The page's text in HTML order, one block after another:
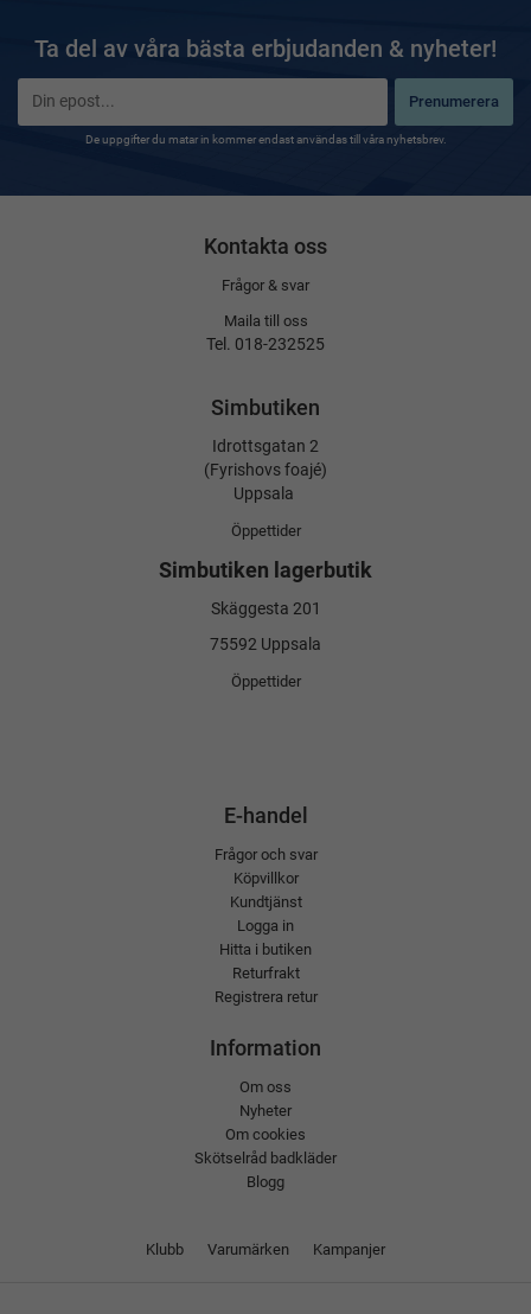
Ta del av våra bästa erbjudanden & nyheter!
Prenumerera
De uppgifter du matar in kommer endast användas till våra nyhetsbrev.
Kontakta oss
Frågor & svar
Maila till oss
Tel. 018-232525
Simbutiken
Idrottsgatan 2
(Fyrishovs foajé)
Uppsala
Öppettider
Simbutiken lagerbutik
Skäggesta 201
75592 Uppsala
Öppettider
E-handel
Frågor och svar
Köpvillkor
Kundtjänst
Logga in
Hitta i butiken
Returfrakt
Registrera retur
Information
Om oss
Nyheter
Om cookies
Skötselråd badkläder
Blogg
Klubb Varumärken Kampanjer